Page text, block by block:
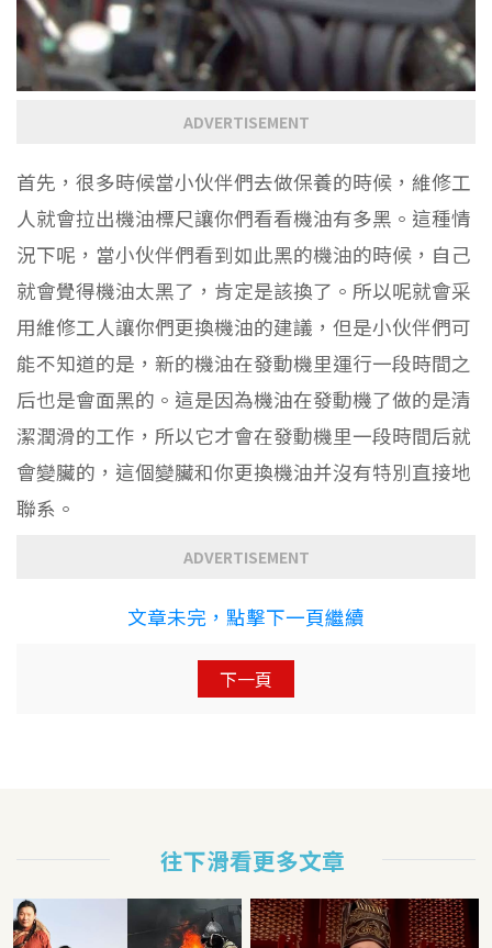
ADVERTISEMENT
首先，很多時候當小伙伴們去做保養的時候，維修工
人就會拉出機油標尺讓你們看看機油有多黑。這種情
況下呢，當小伙伴們看到如此黑的機油的時候，自己
就會覺得機油太黑了，肯定是該換了。所以呢就會采
用維修工人讓你們更換機油的建議，但是小伙伴們可
能不知道的是，新的機油在發動機里運行一段時間之
后也是會面黑的。這是因為機油在發動機了做的是清
潔潤滑的工作，所以它才會在發動機里一段時間后就
會變臟的，這個變臟和你更換機油并沒有特別直接地
聯系。
ADVERTISEMENT
文章未完，點擊下一頁繼續
下一頁
往下滑看更多文章